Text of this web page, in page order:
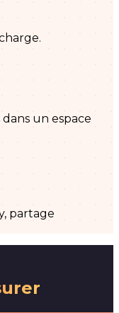
un espace
partage